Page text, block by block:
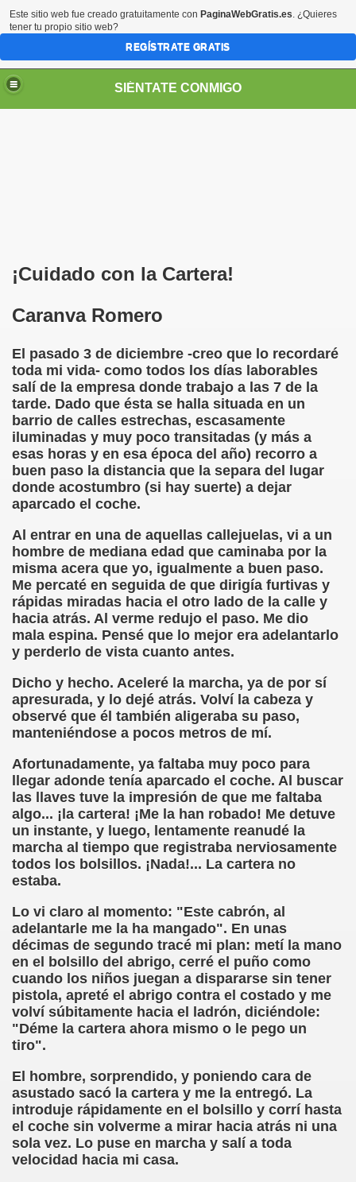
SIÉNTATE CONMIGO
¡Cuidado con la Cartera!
Caranva Romero
El pasado 3 de diciembre -creo que lo recordaré
toda mi vida- como todos los días laborables
salí de la empresa donde trabajo a las 7 de la
tarde. Dado que ésta se halla situada en un
barrio de calles estrechas, escasamente
iluminadas y muy poco transitadas (y más a
esas horas y en esa época del año) recorro a
buen paso la distancia que la separa del lugar
donde acostumbro (si hay suerte) a dejar
aparcado el coche.
Al entrar en una de aquellas callejuelas, vi a un
hombre de mediana edad que caminaba por la
misma acera que yo, igualmente a buen paso.
Me percaté en seguida de que dirigía furtivas y
rápidas miradas hacia el otro lado de la calle y
hacia atrás. Al verme redujo el paso. Me dio
mala espina. Pensé que lo mejor era adelantarlo
y perderlo de vista cuanto antes.
Dicho y hecho. Aceleré la marcha, ya de por sí
apresurada, y lo dejé atrás. Volví la cabeza y
observé que él también aligeraba su paso,
manteniéndose a pocos metros de mí.
Afortunadamente, ya faltaba muy poco para
llegar adonde tenía aparcado el coche. Al buscar
las llaves tuve la impresión de que me faltaba
algo... ¡la cartera! ¡Me la han robado! Me detuve
un instante, y luego, lentamente reanudé la
marcha al tiempo que registraba nerviosamente
todos los bolsillos. ¡Nada!... La cartera no
estaba.
Lo vi claro al momento: "Este cabrón, al
adelantarle me la ha mangado". En unas
décimas de segundo tracé mi plan: metí la mano
en el bolsillo del abrigo, cerré el puño como
cuando los niños juegan a dispararse sin tener
pistola, apreté el abrigo contra el costado y me
volví súbitamente hacia el ladrón, diciéndole:
"Déme la cartera ahora mismo o le pego un
tiro".
El hombre, sorprendido, y poniendo cara de
asustado sacó la cartera y me la entregó. La
introduje rápidamente en el bolsillo y corrí hasta
el coche sin volverme a mirar hacia atrás ni una
sola vez. Lo puse en marcha y salí a toda
velocidad hacia mi casa.
Romero)
Romero)
Romero)
Romero)
Romero)
Romero)
1980, Caranva Romero)
Informático, Caranva Romero)
Escrito Informático, Caranva Romero)
Romero)
Romero)
y Caranva Romero)
Ciegos y Casimiros y Caranva Romero)
y Caranva Romero)
(Caranva Romero)
Campoamor y Caranva Romero)
Este sitio web fue creado gratuitamente con PaginaWebGratis.es. ¿Quieres
tener tu propio sitio web?
REGÍSTRATE GRATIS